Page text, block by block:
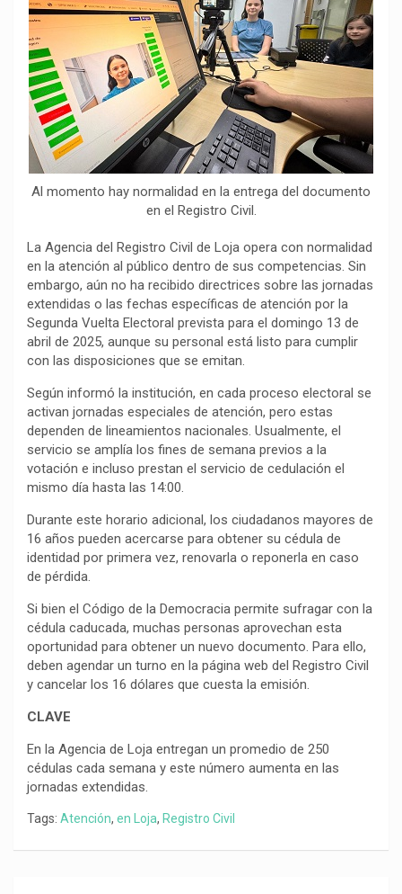
o
k
p
p
a
m
n
t
i
r
Al momento hay normalidad en la entrega del documento
en el Registro Civil.
La Agencia del Registro Civil de Loja opera con normalidad
en la atención al público dentro de sus competencias. Sin
embargo, aún no ha recibido directrices sobre las jornadas
extendidas o las fechas específicas de atención por la
Segunda Vuelta Electoral prevista para el domingo 13 de
abril de 2025, aunque su personal está listo para cumplir
con las disposiciones que se emitan.
Según informó la institución, en cada proceso electoral se
activan jornadas especiales de atención, pero estas
dependen de lineamientos nacionales. Usualmente, el
servicio se amplía los fines de semana previos a la
votación e incluso prestan el servicio de cedulación el
mismo día hasta las 14:00.
Durante este horario adicional, los ciudadanos mayores de
16 años pueden acercarse para obtener su cédula de
identidad por primera vez, renovarla o reponerla en caso
de pérdida.
Si bien el Código de la Democracia permite sufragar con la
cédula caducada, muchas personas aprovechan esta
oportunidad para obtener un nuevo documento. Para ello,
deben agendar un turno en la página web del Registro Civil
y cancelar los 16 dólares que cuesta la emisión.
CLAVE
En la Agencia de Loja entregan un promedio de 250
cédulas cada semana y este número aumenta en las
jornadas extendidas.
Tags: Atención, en Loja, Registro Civil